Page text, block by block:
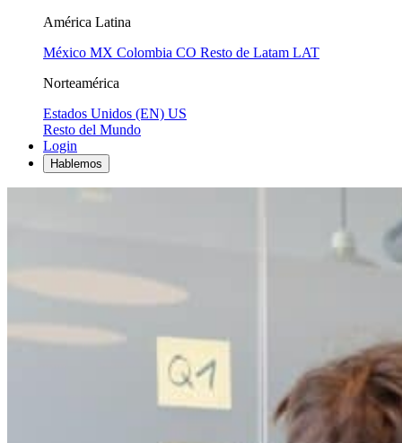
América Latina
México MX Colombia CO Resto de Latam LAT
Norteamérica
Estados Unidos (EN) US
Resto del Mundo
Login
Hablemos